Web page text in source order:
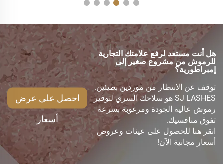
هل أنت مستعد لرفع علامتك التجارية
للرموش من مشروع صغير إلى
إمبراطورية؟
توقف عن الانتظار من موردين بطيئين.
SJ LASHES هو سلاحك السري لتوفير
رموش عالية الجودة ومرغوبة بسرعة
تفوق منافسيك.
انقر هنا للحصول على عينات وعروض
أسعار مجانية الآن!
احصل على عرض
أسعار